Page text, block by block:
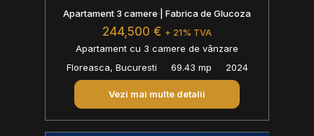
Apartament 3 camere | Fabrica de Glucoza
244,500 € + 21% TVA
Apartament cu 3 camere de vânzare
Floreasca, Bucuresti
69.43 mp 2024
Vezi mai multe detalii